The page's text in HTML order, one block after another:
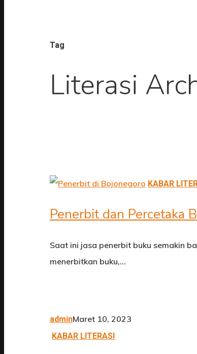
Tag
Literasi
KABAR
Penerbit dan Percetaka
Saat ini jasa penerbit buku semakin
menerbitkan buku,…
adminMaret 10, 2023
KABAR LITERASI